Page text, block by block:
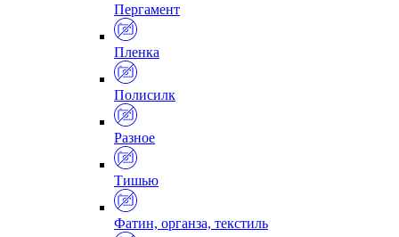
Пергамент
Пленка
Полисилк
Разное
Тишью
Фатин, органза, текстиль